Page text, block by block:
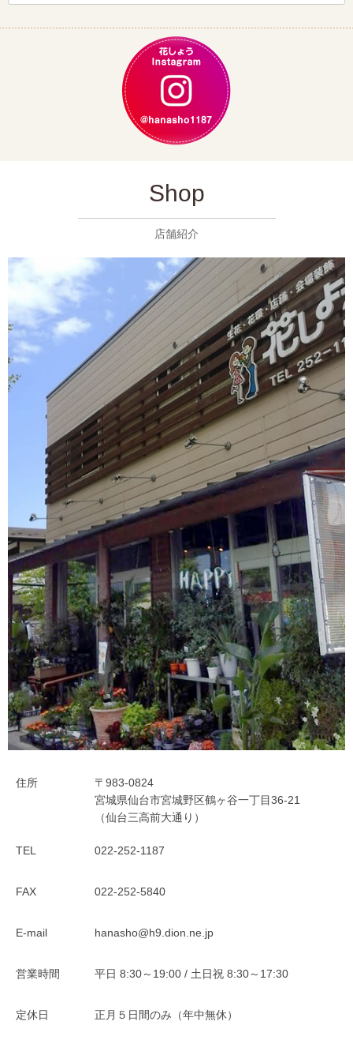
Shop
店舗紹介
住所
〒983-0824
宮城県仙台市宮城野区鶴ヶ谷一丁目36-21
（仙台三高前大通り）
TEL 022-252-1187
FAX 022-252-5840
E-mail hanasho@h9.dion.ne.jp
営業時間 平日 8:30～19:00 / 土日祝 8:30～17:30
定休日 正月５日間のみ（年中無休）